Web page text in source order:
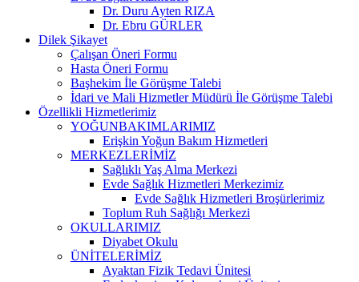
Dr. Duru Ayten RIZA
Dr. Ebru GÜRLER
Dilek Şikayet
Çalışan Öneri Formu
Hasta Öneri Formu
Başhekim İle Görüşme Talebi
İdari ve Mali Hizmetler Müdürü İle Görüşme Talebi
Özellikli Hizmetlerimiz
YOĞUNBAKIMLARIMIZ
Erişkin Yoğun Bakım Hizmetleri
MERKEZLERİMİZ
Sağlıklı Yaş Alma Merkezi
Evde Sağlık Hizmetleri Merkezimiz
Evde Sağlık Hizmetleri Broşürlerimiz
Toplum Ruh Sağlığı Merkezi
OKULLARIMIZ
Diyabet Okulu
ÜNİTELERİMİZ
Ayaktan Fizik Tedavi Ünitesi